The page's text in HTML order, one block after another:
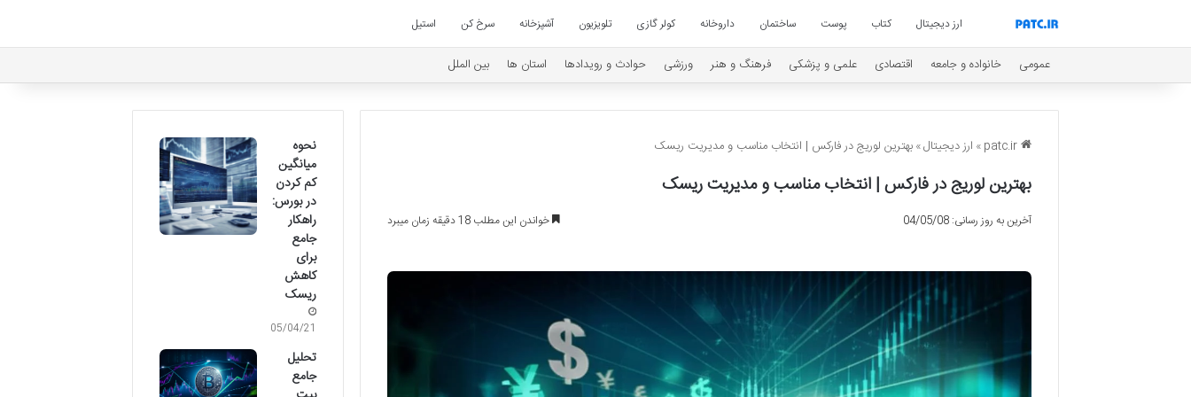
ارز دیجیتال کتاب پوست ساختمان داروخانه کولر گازی تلویزیون آشپزخانه سرخ کن استیل
عمومی خانواده و جامعه اقتصادی علمی و پزشکی فرهنگ و هنر ورزشی حوادث و رویدادها استان ها بین الملل
patc.ir
» ارز دیجیتال» بهترین لوریج در فارکس | انتخاب مناسب و مدیریت ریسک
بهترین لوریج در فارکس | انتخاب مناسب و مدیریت ریسک
آخرین به روز رسانی: 04/05/08 خواندن این مطلب 18 دقیقه زمان میبرد
نحوه
میانگین
کم کردن
در بورس:
راهکار
جامع
برای
کاهش
ریسک
05/04/21
تحلیل
جامع